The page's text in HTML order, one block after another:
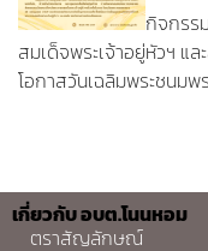
กิจกรร
สมเด็จพระเจ้าอยู่หัวฯ แ
โอกาสวันเฉลิมพระชนม
เกี่ยวกับ อบต.โนนหอม
ตราสัญลักษณ์